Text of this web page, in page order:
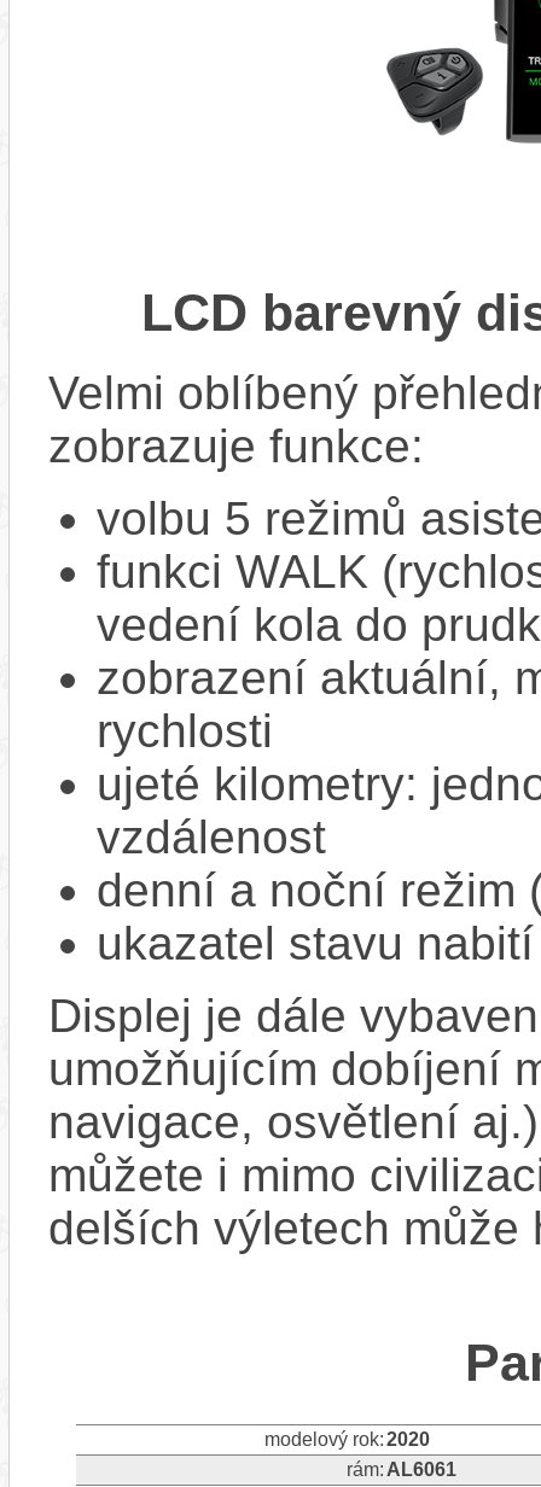
LCD barevný
Velmi oblíbený
zobrazuje funkce:
volbu 5 režimů
funkci WALK
vedení kola do
zobrazení aktuální,
rychlosti
ujeté kilometry:
vzdálenost
denní a noční režim
ukazatel stavu
Displej je dále
umožňujícím dobíjení
navigace, osvětlení
můžete i mimo
delších výletech může
modelový rok:2020
rám: AL6061